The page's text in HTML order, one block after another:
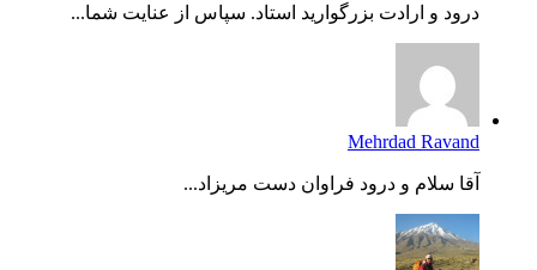
درود و ارادت بزرگوارید استاد. سپاس از عنایت شما...
Mehrdad Ravand
آقا سلام و درود فراوان دست مریزاد...